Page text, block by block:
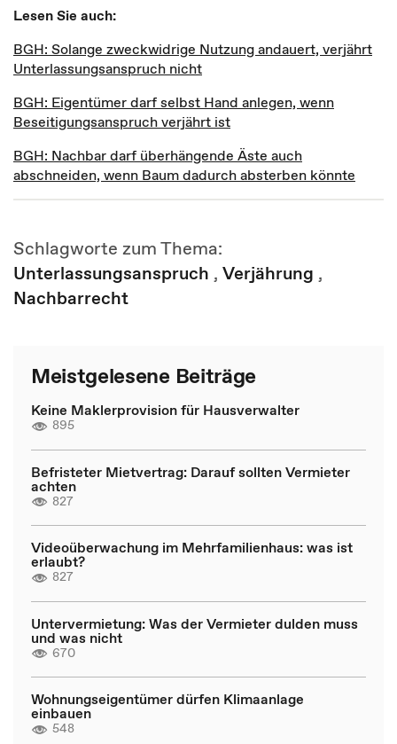
Lesen Sie auch:
BGH: Solange zweckwidrige Nutzung andauert, verjährt
Unterlassungsanspruch nicht
BGH: Eigentümer darf selbst Hand anlegen, wenn
Beseitigungsanspruch verjährt ist
BGH: Nachbar darf überhängende Äste auch
abschneiden, wenn Baum dadurch absterben könnte
Schlagworte zum Thema:
Unterlassungsanspruch , Verjährung ,
Nachbarrecht
Meistgelesene Beiträge
Keine Maklerprovision für Hausverwalter
895
Befristeter Mietvertrag: Darauf sollten Vermieter
achten
827
Videoüberwachung im Mehrfamilienhaus: was ist
erlaubt?
827
Untervermietung: Was der Vermieter dulden muss
und was nicht
670
Wohnungseigentümer dürfen Klimaanlage
einbauen
548